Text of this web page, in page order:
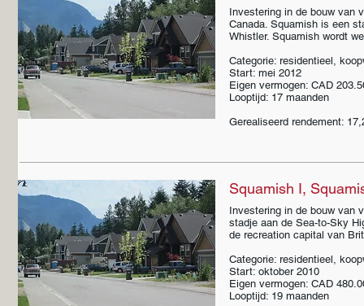
Investering in de bouw van
Canada. Squamish is een
Whistler. Squamish wordt
Categorie: residentieel,
Start: mei 2012
Eigen vermogen: CAD
Looptijd: 17 maanden
Gerealiseerd rendement:
Squamish I,
Investering in de bouw van
stadje aan de Sea-to-Sky
de recreation capital van
Categorie: residentieel,
Start: oktober 2010
Eigen vermogen: CAD
Looptijd: 19 maanden